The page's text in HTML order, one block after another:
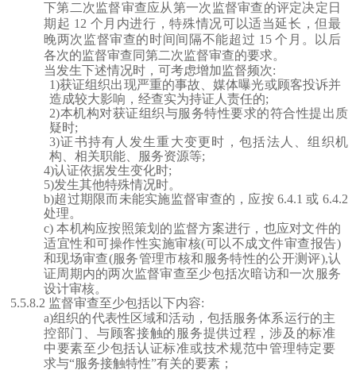
下第二次监督审查应从第一次监督审查的评定决定日
期起 12 个月内进行，特殊情况可以适当延长，但最
晚两次监督审查的时间间隔不能超过 15 个月。以后
各次的监督审查同第二次监督审查的要求。
当发生下述情况时，可考虑增加监督频次:
1)获证组织出现严重的事故、媒体曝光或顾客投诉并
造成较大影响，经查实为持证人责任的;
2)本机构对获证组织与服务特性要求的符合性提出质
疑时;
3)证书持有人发生重大变更时，包括法人、组织机
构、相关职能、服务资源等;
4)认证依据发生变化时;
5)发生其他特殊情况时。
b)超过期限而未能实施监督审查的，应按 6.4.1 或 6.4.2
处理。
c)本机构应按照策划的监督方案进行，也应对文件的
适宜性和可操作性实施审核(可以不成文件审查报告)
和现场审查(服务管理市核和服务特性的公开测评),认
证周期内的两次监督审查至少包括次暗访和一次服务
设计审核。
5.5.8.2 监督审查至少包括以下内容:
a)组织的代表性区域和活动，包括服务体系运行的主
控部门、与顾客接触的服务提供过程，涉及的标准
中要素至少包括认证标准或技术规范中管理特定要
求与“服务接触特性”有关的要素；